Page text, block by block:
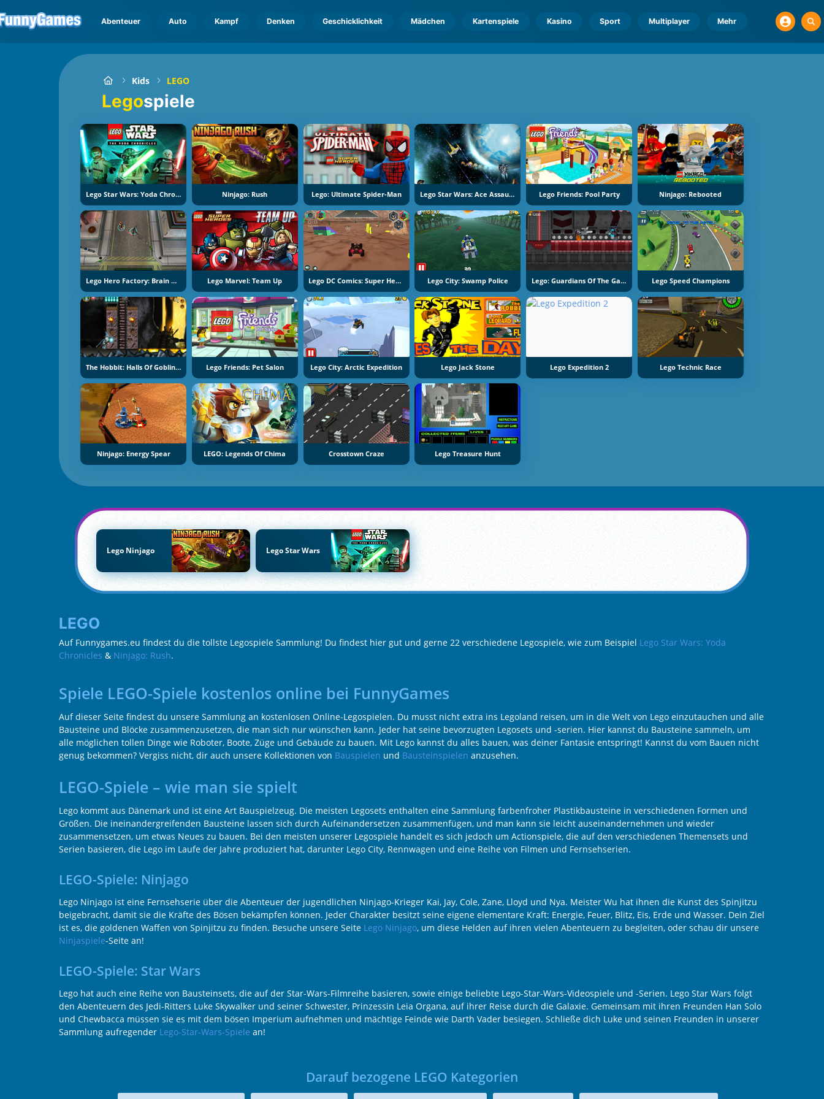
Abenteuer Auto Kampf Denken Geschicklichkeit Mädchen Kartenspiele Kasino Sport Multiplayer Mehr
Kids LEGO
Legospiele
Lego Star Wars: Yoda Chronicles Ninjago: Rush Lego: Ultimate Spider-Man Lego Star Wars: Ace Assault 2 Lego Friends: Pool Party Ninjago: Rebooted
Lego Hero Factory: Brain Attack Lego Marvel: Team Up Lego DC Comics: Super Heroes Lego City: Swamp Police Lego: Guardians Of The Galaxy Lego Speed Champions
The Hobbit: Halls Of Goblin King Lego Friends: Pet Salon Lego City: Arctic Expedition Lego Jack Stone Lego Expedition 2 Lego Technic Race
Ninjago: Energy Spear LEGO: Legends Of Chima Crosstown Craze Lego Treasure Hunt
Lego Ninjago Lego Star Wars
LEGO
Auf Funnygames.eu findest du die tollste Legospiele Sammlung! Du findest hier gut und gerne 22 verschiedene Legospiele, wie zum Beispiel Lego Star Wars: Yoda
Chronicles & Ninjago: Rush.
Spiele LEGO-Spiele kostenlos online bei FunnyGames
Auf dieser Seite findest du unsere Sammlung an kostenlosen Online-Legospielen. Du musst nicht extra ins Legoland reisen, um in die Welt von Lego einzutauchen und alle
Bausteine und Blöcke zusammenzusetzen, die man sich nur wünschen kann. Jeder hat seine bevorzugten Legosets und -serien. Hier kannst du Bausteine sammeln, um
alle möglichen tollen Dinge wie Roboter, Boote, Züge und Gebäude zu bauen. Mit Lego kannst du alles bauen, was deiner Fantasie entspringt! Kannst du vom Bauen nicht
genug bekommen? Vergiss nicht, dir auch unsere Kollektionen von Bauspielen und Bausteinspielen anzusehen.
LEGO-Spiele – wie man sie spielt
Lego kommt aus Dänemark und ist eine Art Bauspielzeug. Die meisten Legosets enthalten eine Sammlung farbenfroher Plastikbausteine in verschiedenen Formen und
Größen. Die ineinandergreifenden Bausteine lassen sich durch Aufeinandersetzen zusammenfügen, und man kann sie leicht auseinandernehmen und wieder
zusammensetzen, um etwas Neues zu bauen. Bei den meisten unserer Legospiele handelt es sich jedoch um Actionspiele, die auf den verschiedenen Themensets und
Serien basieren, die Lego im Laufe der Jahre produziert hat, darunter Lego City, Rennwagen und eine Reihe von Filmen und Fernsehserien.
LEGO-Spiele: Ninjago
Lego Ninjago ist eine Fernsehserie über die Abenteuer der jugendlichen Ninjago-Krieger Kai, Jay, Cole, Zane, Lloyd und Nya. Meister Wu hat ihnen die Kunst des Spinjitzu
beigebracht, damit sie die Kräfte des Bösen bekämpfen können. Jeder Charakter besitzt seine eigene elementare Kraft: Energie, Feuer, Blitz, Eis, Erde und Wasser. Dein Ziel
ist es, die goldenen Waffen von Spinjitzu zu finden. Besuche unsere Seite Lego Ninjago, um diese Helden auf ihren vielen Abenteuern zu begleiten, oder schau dir unsere
Ninjaspiele-Seite an!
LEGO-Spiele: Star Wars
Lego hat auch eine Reihe von Bausteinsets, die auf der Star-Wars-Filmreihe basieren, sowie einige beliebte Lego-Star-Wars-Videospiele und -Serien. Lego Star Wars folgt
den Abenteuern des Jedi-Ritters Luke Skywalker und seiner Schwester, Prinzessin Leia Organa, auf ihrer Reise durch die Galaxie. Gemeinsam mit ihren Freunden Han Solo
und Chewbacca müssen sie es mit dem bösen Imperium aufnehmen und mächtige Feinde wie Darth Vader besiegen. Schließe dich Luke und seinen Freunden in unserer
Sammlung aufregender Lego-Star-Wars-Spiele an!
Darauf bezogene LEGO Kategorien